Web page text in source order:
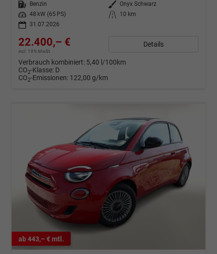
Kraftstoff
Benzin Außenfarbe Onyx Schwarz
Leistung
48 kW (65 PS) Kilometerstand
10 km
31.07.2026
22.400,– €
incl. 19% MwSt.
Details
Verbrauch kombiniert: 5,40 l/100km
CO2-Klasse: D
CO2-Emissionen: 122,00 g/km
ab 443,– € mtl.